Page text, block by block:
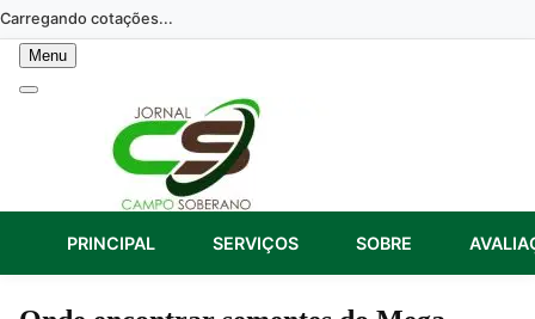
Skip
to
content
Carregando cotações...
Menu
PRINCIPAL SERVIÇOS SOBRE